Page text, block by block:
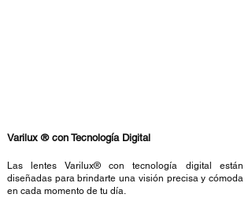
Varilux ® con Tecnología Digital
Las lentes Varilux® con tecnología digital están
diseñadas para brindarte una visión precisa y cómoda
en cada momento de tu día.